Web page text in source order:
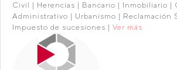
Civil | Herencias | Bancario | Inmobiliario |
Administrativo | Urbanismo | Reclamación
Impuesto de sucesiones | Ver más